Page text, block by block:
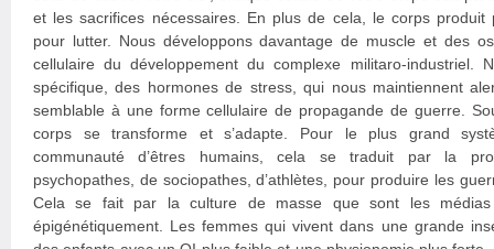
et les sacrifices nécessaires. En plus de cela, le corps produit
pour lutter. Nous développons davantage de muscle et des
cellulaire du développement du complexe militaro-industriel.
spécifique, des hormones de stress, qui nous maintiennent
semblable à une forme cellulaire de propagande de guerre.
corps se transforme et s’adapte. Pour le plus grand
communauté d’êtres humains, cela se traduit par la
psychopathes, de sociopathes, d’athlètes, pour produire les
Cela se fait par la culture de masse que sont les médias
épigénétiquement. Les femmes qui vivent dans une grande